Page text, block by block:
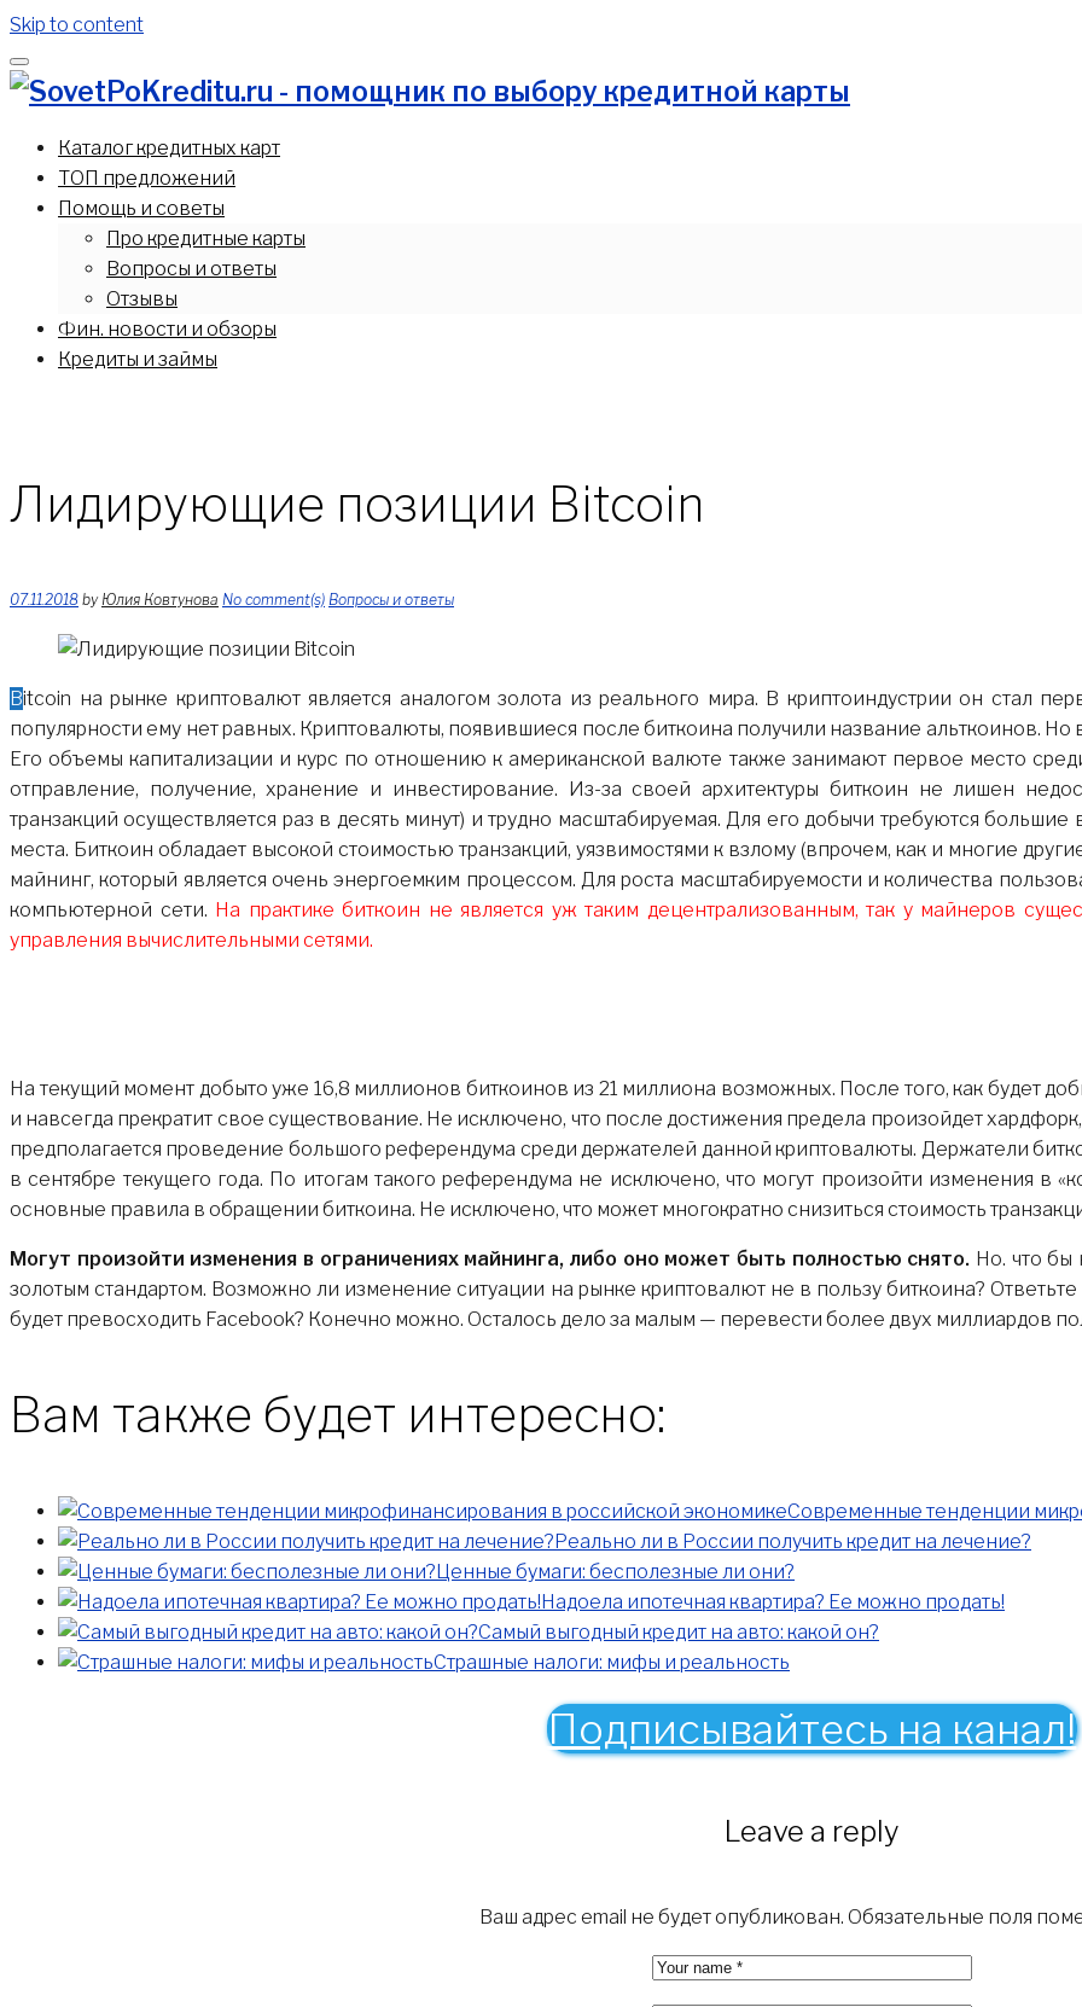
Skip to content
Каталог кредитных карт
ТОП предложений
Помощь и советы
Про кредитные карты
Вопросы и ответы
Отзывы
Фин. новости и обзоры
Кредиты и займы
Лидирующие позиции Bitcoin
07.11.2018 by Юлия Ковтунова No comment(s) Вопросы и ответы
Bitcoin на рынке криптовалют является аналогом золота из реального мира. В криптоиндустрии он стал первым и до сих пор сохраняет лидирующие позиции. По
популярности ему нет равных. Криптовалюты, появившиеся после биткоина получили название альткоинов. Но
Его объемы капитализации и курс по отношению к американской валюте также занимают первое место
отправление, получение, хранение и инвестирование. Из-за своей архитектуры биткоин не лишен
транзакций осуществляется раз в десять минут) и трудно масштабируемая. Для его добычи требуются
места. Биткоин обладает высокой стоимостью транзакций, уязвимостями к взлому (впрочем, как и многие
майнинг, который является очень энергоемким процессом. Для роста масштабируемости и количества
компьютерной сети. На практике биткоин не является уж таким децентрализованным, так у майнеров
управления вычислительными сетями.
На текущий момент добыто уже 16,8 миллионов биткоинов из 21 миллиона возможных. После того, как будет
и навсегда прекратит свое существование. Не исключено, что после достижения предела произойдет
предполагается проведение большого референдума среди держателей данной криптовалюты. Держатели
в сентябре текущего года. По итогам такого референдума не исключено, что могут произойти изменения в
основные правила в обращении биткоина. Не исключено, что может многократно снизиться стоимость
Могут произойти изменения в ограничениях майнинга, либо оно может быть полностью снято. Но. что бы
золотым стандартом. Возможно ли изменение ситуации на рынке криптовалют не в пользу биткоина?
будет превосходить Facebook? Конечно можно. Осталось дело за малым — перевести более двух миллиардов
Вам также будет интересно:
Современные тенденции
Реально ли в России получить кредит на лечение?
Ценные бумаги: бесполезные ли они?
Надоела ипотечная квартира? Ее можно продать!
Самый выгодный кредит на авто: какой он?
Страшные налоги: мифы и реальность
Подписывайтесь на канал!
Leave a reply
Ваш адрес email не будет опубликован. Обязательные поля